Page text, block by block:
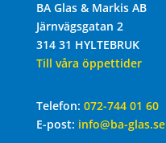
BA Glas & Markis AB
Järnvägsgatan 2
314 31 HYLTEBRUK
Till våra öppettider
Telefon: 072-744 01 60
E-post: info@ba-glas.se